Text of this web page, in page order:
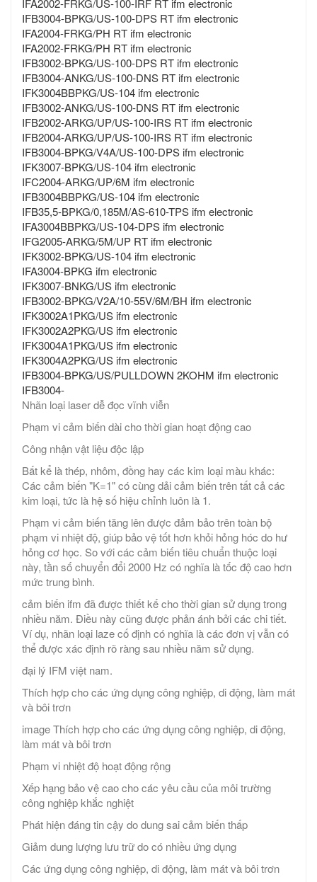
IFA2002-FRKG/US-100-IRF RT ifm electronic
IFB3004-BPKG/US-100-DPS RT ifm electronic
IFA2004-FRKG/PH RT ifm electronic
IFA2002-FRKG/PH RT ifm electronic
IFB3002-BPKG/US-100-DPS RT ifm electronic
IFB3004-ANKG/US-100-DNS RT ifm electronic
IFK3004BBPKG/US-104 ifm electronic
IFB3002-ANKG/US-100-DNS RT ifm electronic
IFB2002-ARKG/UP/US-100-IRS RT ifm electronic
IFB2004-ARKG/UP/US-100-IRS RT ifm electronic
IFB3004-BPKG/V4A/US-100-DPS ifm electronic
IFK3007-BPKG/US-104 ifm electronic
IFC2004-ARKG/UP/6M ifm electronic
IFB3004BBPKG/US-104 ifm electronic
IFB35,5-BPKG/0,185M/AS-610-TPS ifm electronic
IFA3004BBPKG/US-104-DPS ifm electronic
IFG2005-ARKG/5M/UP RT ifm electronic
IFK3002-BPKG/US-104 ifm electronic
IFA3004-BPKG ifm electronic
IFK3007-BNKG/US ifm electronic
IFB3002-BPKG/V2A/10-55V/6M/BH ifm electronic
IFK3002A1PKG/US ifm electronic
IFK3002A2PKG/US ifm electronic
IFK3004A1PKG/US ifm electronic
IFK3004A2PKG/US ifm electronic
IFB3004-BPKG/US/PULLDOWN 2KOHM ifm electronic
IFB3004-
Nhãn loại laser dễ đọc vĩnh viễn
Phạm vi cảm biến dài cho thời gian hoạt động cao
Công nhận vật liệu độc lập
Bất kể là thép, nhôm, đồng hay các kim loại màu khác:
Các cảm biến "K=1" có cùng dải cảm biến trên tất cả các
kim loại, tức là hệ số hiệu chỉnh luôn là 1.
Phạm vi cảm biến tăng lên được đảm bảo trên toàn bộ
phạm vi nhiệt độ, giúp bảo vệ tốt hơn khỏi hỏng hóc do hư
hỏng cơ học. So với các cảm biến tiêu chuẩn thuộc loại
này, tần số chuyển đổi 2000 Hz có nghĩa là tốc độ cao hơn
mức trung bình.
cảm biến ifm đã được thiết kế cho thời gian sử dụng trong
nhiều năm. Điều này cũng được phản ánh bởi các chi tiết.
Ví dụ, nhãn loại laze cố định có nghĩa là các đơn vị vẫn có
thể được xác định rõ ràng sau nhiều năm sử dụng.
đại lý IFM việt nam.
Thích hợp cho các ứng dụng công nghiệp, di động, làm mát
và bôi trơn
image Thích hợp cho các ứng dụng công nghiệp, di động,
làm mát và bôi trơn
Phạm vi nhiệt độ hoạt động rộng
Xếp hạng bảo vệ cao cho các yêu cầu của môi trường
công nghiệp khắc nghiệt
Phát hiện đáng tin cậy do dung sai cảm biến thấp
Giảm dung lượng lưu trữ do có nhiều ứng dụng
Các ứng dụng công nghiệp, di động, làm mát và bôi trơn